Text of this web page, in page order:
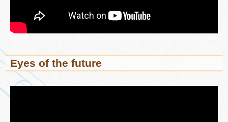
Eyes of the future